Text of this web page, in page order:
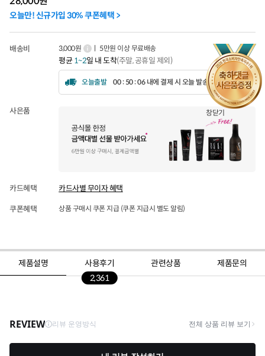
창닫기
오늘만! 신규가입 30% 쿠폰혜택 >
배송비 3,000원 ㅣ 5만원 이상 무료배송
평균1~2일 내 도착(주말, 공휴일 제외)
오늘출발 00 : 50 : 03 내에 결제 시 오늘 발송됩니다.
사은품
카드혜택 카드사별 무이자 혜택
쿠폰혜택 상품 구매시 쿠폰 지급 (쿠폰 지급시 별도 알림)
제품설명
사용후기
2,361
관련상품 제품문의